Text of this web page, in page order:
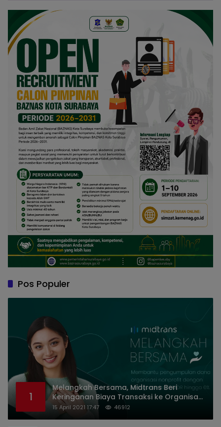
Pos Populer
1
Melangkah Bersama, Midtrans Beri
Keringanan Biaya Transaksi ke Organisasi
Nirlaba Indonesia
15 April 2021 17:47 46912